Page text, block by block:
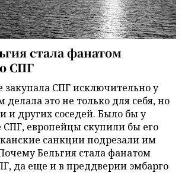
стала фанатом
СПГ
закупала СПГ исключительно у
делала это не только для себя, но
и других соседей. Было бы у
СПГ, европейцы скупили бы его
санкции подрезали им
Бельгия стала фанатом
да еще и в преддверии эмбарго